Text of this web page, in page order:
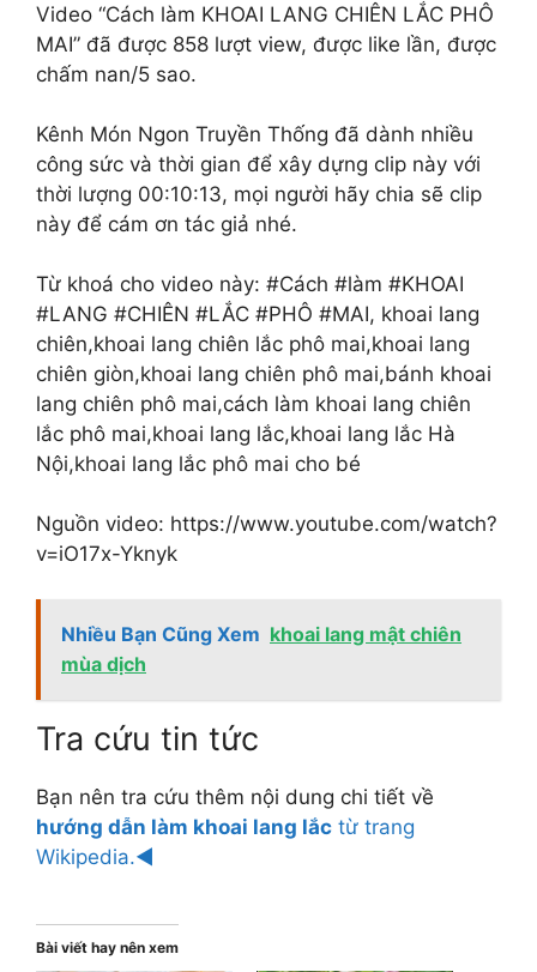
Video “Cách làm KHOAI LANG CHIÊN LẮC PHÔ
MAI” đã được 858 lượt view, được like lần, được
chấm nan/5 sao.
Kênh Món Ngon Truyền Thống đã dành nhiều
công sức và thời gian để xây dựng clip này với
thời lượng 00:10:13, mọi người hãy chia sẽ clip
này để cám ơn tác giả nhé.
Từ khoá cho video này: #Cách #làm #KHOAI
#LANG #CHIÊN #LẮC #PHÔ #MAI, khoai lang
chiên,khoai lang chiên lắc phô mai,khoai lang
chiên giòn,khoai lang chiên phô mai,bánh khoai
lang chiên phô mai,cách làm khoai lang chiên
lắc phô mai,khoai lang lắc,khoai lang lắc Hà
Nội,khoai lang lắc phô mai cho bé
Nguồn video: https://www.youtube.com/watch?
v=iO17x-Yknyk
Nhiều Bạn Cũng Xem khoai lang mật chiên
mùa dịch
Tra cứu tin tức
Bạn nên tra cứu thêm nội dung chi tiết về
hướng dẫn làm khoai lang lắc từ trang
Wikipedia.◄
Bài viết hay nên xem